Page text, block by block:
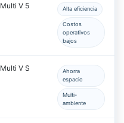
Multi V 5 Alta eficiencia
Costos
operativos
bajos
Multi V S
Ahorra
espacio
Multi-
ambiente